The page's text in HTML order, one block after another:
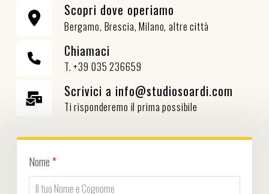
Scopri dove operiamo
Bergamo, Brescia, Milano, altre città
Chiamaci
T. +39 035 236659
Scrivici a info@studiosoardi.com
Ti risponderemo il prima possibile
Nome*